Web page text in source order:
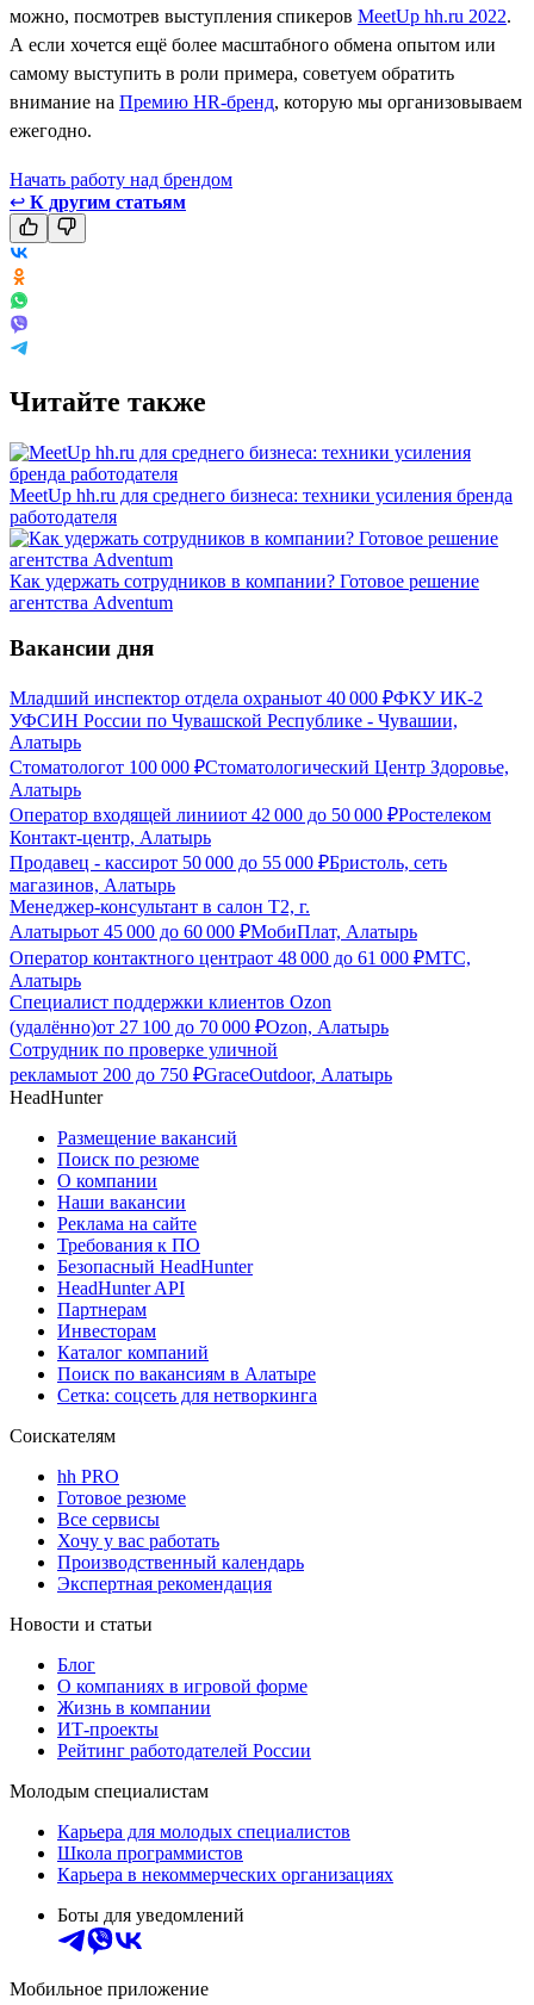
можно, посмотрев выступления спикеров MeetUp hh.ru 2022.
А если хочется ещё более масштабного обмена опытом или
самому выступить в роли примера, советуем обратить
внимание на Премию HR-бренд, которую мы организовываем
ежегодно.
Начать работу над брендом
↩ К другим статьям
Читайте также
MeetUp hh.ru для среднего бизнеса: техники усиления бренда
работодателя
Как удержать сотрудников в компании? Готовое решение
агентства Adventum
Вакансии дня
Младший инспектор отдела охраныот 40 000 ₽ФКУ ИК-2
УФСИН России по Чувашской Республике - Чувашии,
Алатырь
Стоматологот 100 000 ₽Стоматологический Центр Здоровье,
Алатырь
Оператор входящей линииот 42 000 до 50 000 ₽Ростелеком
Контакт-центр, Алатырь
Продавец - кассирот 50 000 до 55 000 ₽Бристоль, сеть
магазинов, Алатырь
Менеджер-консультант в салон Т2, г.
Алатырьот 45 000 до 60 000 ₽МобиПлат, Алатырь
Оператор контактного центраот 48 000 до 61 000 ₽МТС,
Алатырь
Специалист поддержки клиентов Ozon
(удалённо)от 27 100 до 70 000 ₽Ozon, Алатырь
Сотрудник по проверке уличной
рекламыот 200 до 750 ₽GraceOutdoor, Алатырь
HeadHunter
Размещение вакансий
Поиск по резюме
О компании
Наши вакансии
Реклама на сайте
Требования к ПО
Безопасный HeadHunter
HeadHunter API
Партнерам
Инвесторам
Каталог компаний
Поиск по вакансиям в Алатыре
Сетка: соцсеть для нетворкинга
Соискателям
hh PRO
Готовое резюме
Все сервисы
Хочу у вас работать
Производственный календарь
Экспертная рекомендация
Новости и статьи
Блог
О компаниях в игровой форме
Жизнь в компании
ИТ-проекты
Рейтинг работодателей России
Молодым специалистам
Карьера для молодых специалистов
Школа программистов
Карьера в некоммерческих организациях
Боты для уведомлений
Мобильное приложение